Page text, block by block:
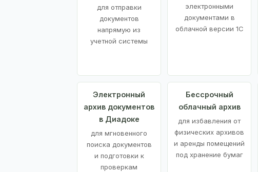
для отправки
документов
напрямую из
учетной системы
электронными
документами в
облачной версии 1С
Электронный
архив документов
в Диадоке
для мгновенного
поиска документов
и подготовки к
проверкам
Бессрочный
облачный архив
для избавления от
физических архивов
и аренды помещений
под хранение бумаг